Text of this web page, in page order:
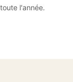
l'année.